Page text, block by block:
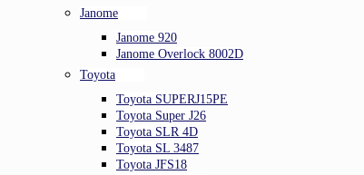
Janome
Janome 920
Janome Overlock 8002D
Toyota
Toyota SUPERJ15PE
Toyota Super J26
Toyota SLR 4D
Toyota SL 3487
Toyota JFS18